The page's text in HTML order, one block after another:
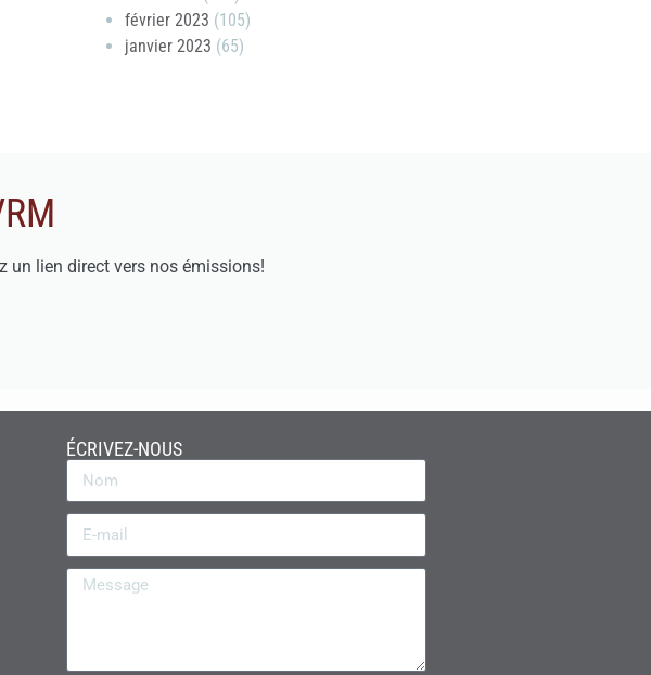
février 2023 (105)
janvier 2023 (65)
un lien direct vers nos émissions!
ÉCRIVEZ-NOUS